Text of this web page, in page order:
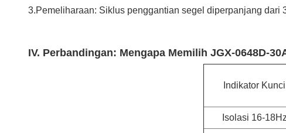
3.Pemeliharaan: Siklus penggantian segel diperpanjang
IV. Perbandingan: Mengapa Memilih JGX-0648D-
Indikator Kunci
Isolasi 16-18Hz